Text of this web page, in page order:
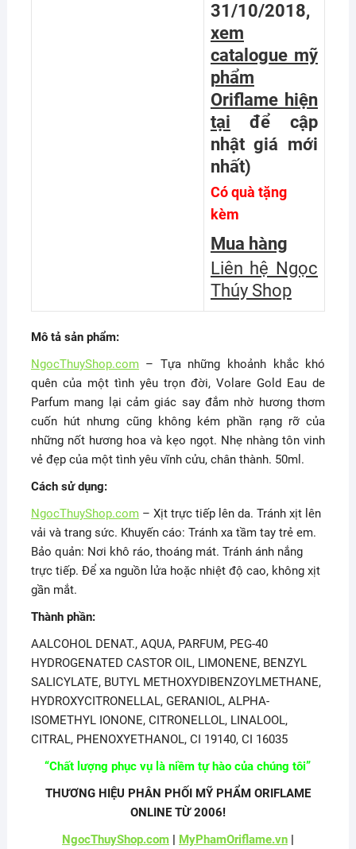
31/10/2018,
xem
catalogue mỹ
phẩm
Oriflame hiện
tại
để cập
nhật giá mới
nhất)
Có quà tặng
kèm
Mua hàng
Liên hệ Ngọc
Thúy Shop
Mô tả sản phẩm:
NgocThuyShop.com– Tựa những khoảnh khắc khó
quên của một tình yêu trọn đời, Volare Gold Eau de
Parfum mang lại cảm giác say đắm nhờ hương thơm
cuốn hút nhưng cũng không kém phần rạng rỡ của
những nốt hương hoa và kẹo ngọt. Nhẹ nhàng tôn vinh
vẻ đẹp của một tình yêu vĩnh cửu, chân thành. 50ml.
Cách sử dụng:
NgocThuyShop.com– Xịt trực tiếp lên da. Tránh xịt lên
vải và trang sức. Khuyến cáo: Tránh xa tầm tay trẻ em.
Bảo quản: Nơi khô ráo, thoáng mát. Tránh ánh nắng
trực tiếp. Để xa nguồn lửa hoặc nhiệt độ cao, không xịt
gần mắt.
Thành phần:
AALCOHOL DENAT., AQUA, PARFUM, PEG-40
HYDROGENATED CASTOR OIL, LIMONENE, BENZYL
SALICYLATE, BUTYL METHOXYDIBENZOYLMETHANE,
HYDROXYCITRONELLAL, GERANIOL, ALPHA-
ISOMETHYL IONONE, CITRONELLOL, LINALOOL,
CITRAL, PHENOXYETHANOL, CI 19140, CI 16035
“Chất lượng phục vụ là niềm tự hào của chúng tôi”
THƯƠNG HIỆU PHÂN PHỐI MỸ PHẨM ORIFLAME
ONLINE TỪ 2006!
NgocThuyShop.com| MyPhamOriflame.vn|